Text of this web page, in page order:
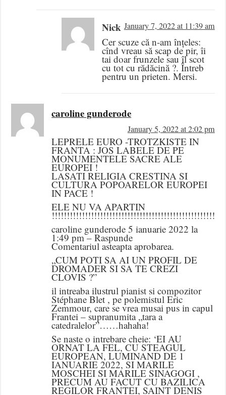
Nick January 7, 2022 at 11:39 am
Cer scuze că n-am înțeles:
cînd vreau să scap de pir, îi
tai doar frunzele sau îl scot
cu tot cu rădăcină ?. Întreb
pentru un prieten. Mersi.
caroline gunderode
January 5, 2022 at 2:02 pm
LEPRELE EURO -TROTZKISTE IN
FRANTA : JOS LABELE DE PE
MONUMENTELE SACRE ALE
EUROPEI !
LASATI RELIGIA CRESTINA SI
CULTURA POPOARELOR EUROPEI
IN PACE !
ELE NU VA APARTIN
caroline gunderode 5 ianuarie 2022 la
1:49 pm – Raspunde
Comentariul asteapta aprobarea.
„CUM POTI SA AI UN PROFIL DE
DROMADER SI SA TE CREZI
CLOVIS ?”
il intreaba ilustrul pianist si compozitor
Stéphane Blet , pe polemistul Eric
Zemmour, care se vrea musai pus in capul
Frantei – supranumita „tara a
catedralelor”……hahaha!
Se naste o intrebare cheie: ‘EI AU
ORNAT LA FEL, CU STEAGUL
EUROPEAN, LUMINAND DE 1
IANUARIE 2022, SI MARILE
MOSCHEI SI MARILE SINAGOGI ,
PRECUM AU FACUT CU BAZILICA
REGILOR FRANTEI, SAINT DENIS